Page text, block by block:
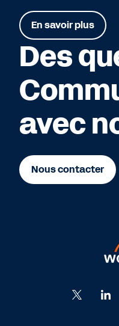
En savoir plus
Des
avec
Nous contacter